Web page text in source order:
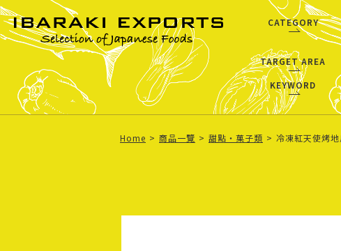
CATEGORY
TARGET AREA
KEYWORD
Home 商品一覽 甜點・菓子類 冷凍紅天使烤